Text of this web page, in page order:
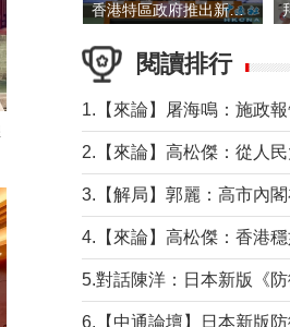
香港特區政府推出新一批銀色債券 每手1萬元保底息4.25厘
閱讀排行